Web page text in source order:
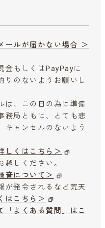
ールが届かない場合 ＞
金もしくはPayPayに
りのないようお願いし
は、この日の為に準備
務局ともに、とても悲
キャンセルのないよう
しくはこちら＞
しください。
音について＞
が発令されるなど荒天
はこちら＞
「よくある質問」はこ